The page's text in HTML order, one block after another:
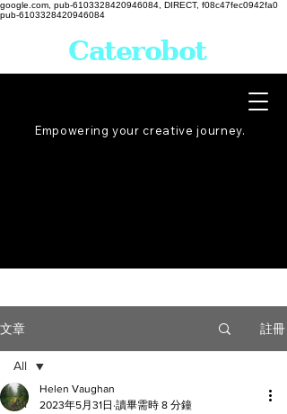
google.com, pub-6103328420946084, DIRECT, f08c47fec0942fa0
pub-6103328420946084
Empowering your creative journey.
Caterobot
文章 註冊
All
All
Helen Vaughan
2023年5月31日 讀畢需時 8 分鐘